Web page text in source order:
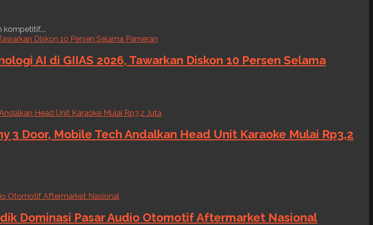
kompetitif....
AI di GIIAS 2026, Tawarkan Diskon 10 Persen Selama
3 Door, Mobile Tech Andalkan Head Unit Karaoke Mulai Rp3,2
Dominasi Pasar Audio Otomotif Aftermarket Nasional